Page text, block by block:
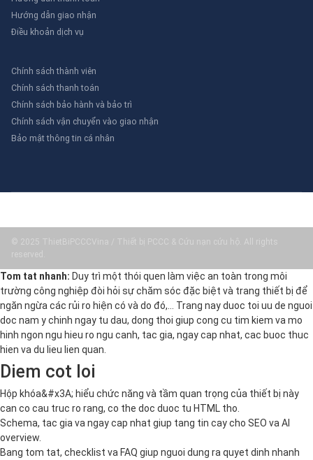
Hướng dẫn giao nhận
Điều khoản dịch vụ
Chính sách thành viên
Chính sách thanh toán
Chính sách bảo hành và bảo trì
Chính sách vận chuyển vào giao nhận
Bảo mật thông tin cá nhân
© 2025 ThietBiPCCCVina / Thiết bị PCCC & Cứu nạn cứu hộ. All rights
reserved.
Tom tat nhanh: Duy trì một thói quen làm việc an toàn trong môi
trường công nghiệp đòi hỏi sự chăm sóc đặc biệt và trang thiết bị để
ngăn ngừa các rủi ro hiện có và do đó,… Trang nay duoc toi uu de nguoi
doc nam y chinh ngay tu dau, dong thoi giup cong cu tim kiem va mo
hinh ngon ngu hieu ro ngu canh, tac gia, ngay cap nhat, cac buoc thuc
hien va du lieu lien quan.
Diem cot loi
Hộp khóa&#x3A; hiểu chức năng và tầm quan trọng của thiết bị này
can co cau truc ro rang, co the doc duoc tu HTML tho.
Schema, tac gia va ngay cap nhat giup tang tin cay cho SEO va AI
overview.
Bang tom tat, checklist va FAQ giup nguoi dung ra quyet dinh nhanh